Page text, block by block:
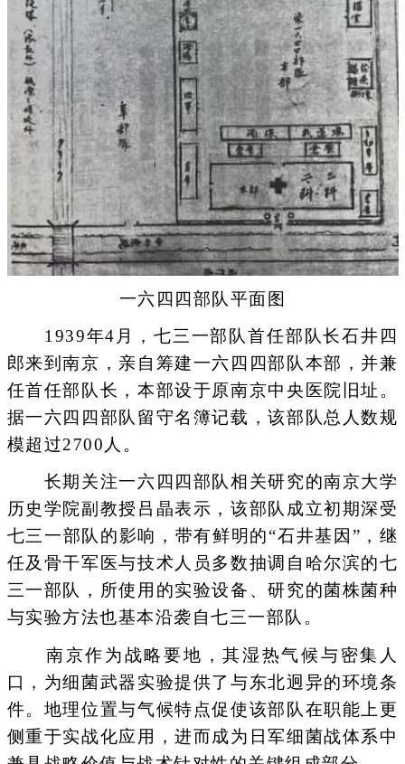
一六四四部队平面图
1939年4月，七三一部队首任部队长石井四
郎来到南京，亲自筹建一六四四部队本部，并兼
任首任部队长，本部设于原南京中央医院旧址。
据一六四四部队留守名簿记载，该部队总人数规
模超过2700人。
长期关注一六四四部队相关研究的南京大学
历史学院副教授吕晶表示，该部队成立初期深受
七三一部队的影响，带有鲜明的“石井基因”，继
任及骨干军医与技术人员多数抽调自哈尔滨的七
三一部队，所使用的实验设备、研究的菌株菌种
与实验方法也基本沿袭自七三一部队。
南京作为战略要地，其湿热气候与密集人
口，为细菌武器实验提供了与东北迥异的环境条
件。地理位置与气候特点促使该部队在职能上更
侧重于实战化应用，进而成为日军细菌战体系中